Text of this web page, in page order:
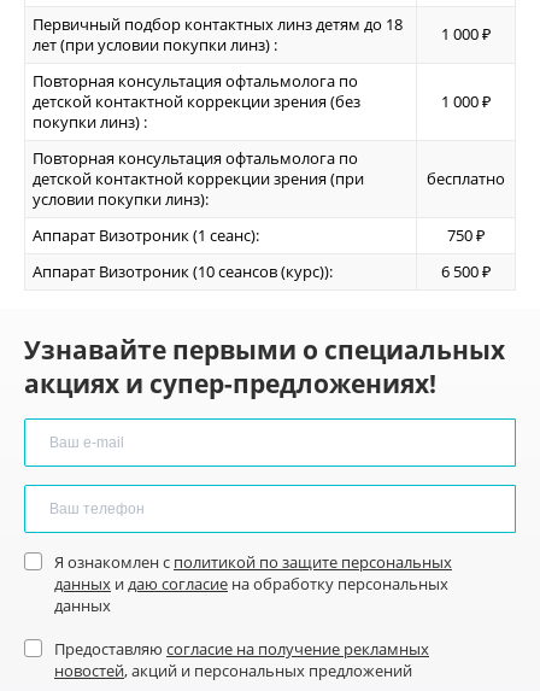
Первичный подбор контактных линз детям до 18
лет (при условии покупки линз) :
1 000 ₽
Повторная консультация офтальмолога по
детской контактной коррекции зрения (без
покупки линз) :
1 000 ₽
Повторная консультация офтальмолога по
детской контактной коррекции зрения (при
условии покупки линз):
бесплатно
Аппарат Визотроник (1 сеанс):
750 ₽
Аппарат Визотроник (10 сеансов (курс)):
6 500 ₽
Узнавайте первыми о специальных
акциях и супер-предложениях!
Я ознакомлен с политикой по защите персональных
данных идаю согласие на обработку персональных
данных
Предоставляю согласие на получение рекламных
новостей, акций и персональных предложений